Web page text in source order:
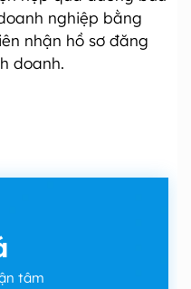
nghiệp bằng
nhận hồ sơ đăng
doanh.
tâm